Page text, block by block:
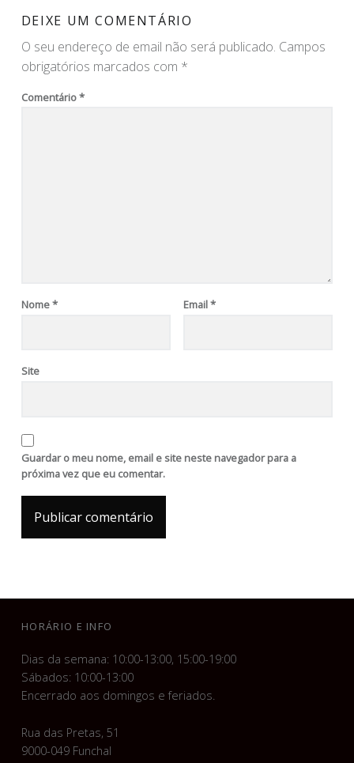
DEIXE UM COMENTÁRIO
O seu endereço de email não será publicado. Campos
obrigatórios marcados com *
Comentário*
Nome* Email*
Site
Guardar o meu nome, email e site neste navegador para a
próxima vez que eu comentar.
FOOTER SIDEBAR
HORÁRIO E INFO
Dias da semana: 10:00-13:00, 15:00-19:00
Sábados: 10:00-13:00
Encerrado aos domingos e feriados.
Rua das Pretas, 51
9000-049 Funchal